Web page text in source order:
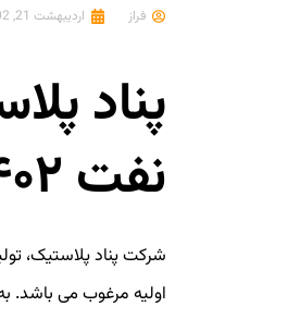
فراز اردیبهشت 21, 1402
پناد
نفت ۱۴۰۲
شرکت پناد پلاستیک،
اولیه مرغوب می باشد.